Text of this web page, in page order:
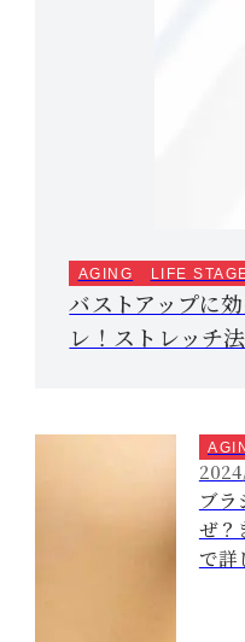
AGING LIFE
バストアップに
レ！ストレッチ
ブ
ぜ？
で詳